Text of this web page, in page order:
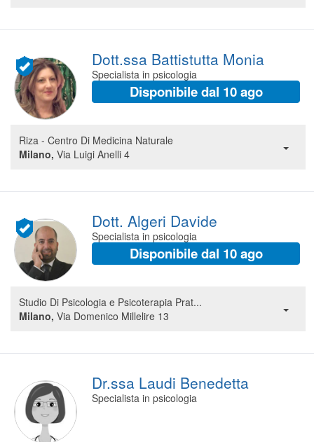
Dott.ssa Battistutta Monia
Specialista in psicologia
Disponibile dal 10 ago
Riza - Centro Di Medicina Naturale
Milano, Via Luigi Anelli 4
Dott. Algeri Davide
Specialista in psicologia
Disponibile dal 10 ago
Studio Di Psicologia e Psicoterapia Prat...
Milano, Via Domenico Millelire 13
Dr.ssa Laudi Benedetta
Specialista in psicologia